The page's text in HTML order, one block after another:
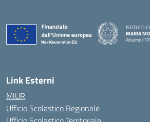
ISTITUTO
MARIA
Alcamo (TP)
Link Esterni
MIUR
Ufficio Scolastico Regionale